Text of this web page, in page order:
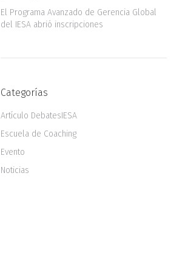
El Programa Avanzado de Gerencia Global
del IESA abrió inscripciones
Categorías
Artículo DebatesIESA
Escuela de Coaching
Evento
Noticias